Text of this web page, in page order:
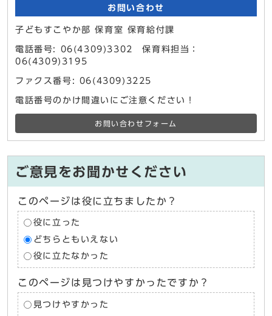
お問い合わせ
子どもすこやか部 保育室 保育給付課
電話番号: 06(4309)3302 保育料担当：
06(4309)3195
ファクス番号: 06(4309)3225
電話番号のかけ間違いにご注意ください！
お問い合わせフォーム
ご意見をお聞かせください
このページは役に立ちましたか？
役に立った
どちらともいえない
役に立たなかった
このページは見つけやすかったですか？
見つけやすかった